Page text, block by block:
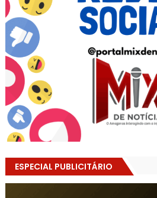
ESPECIAL PUBLICITÁRIO